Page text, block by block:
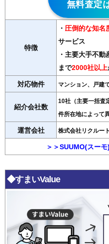
無料査定
特徴
・ 圧倒的な知名
サービス
・主要大手不
まで2000社以上
対応物件 マンション、戸建
紹介会社数
10社（主要一括査
件所在地によって
運営会社 株式会社リクルー
＞＞SUUMO(スー
◆すまいValue